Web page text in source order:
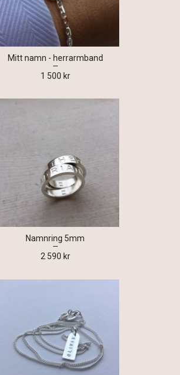
Mitt namn - herrarmband
1 500 kr
Namnring 5mm
2 590 kr